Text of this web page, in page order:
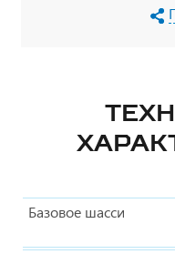
Базовое шасси